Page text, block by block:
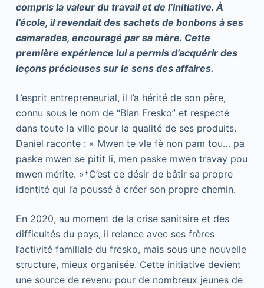
compris la valeur du travail et de l’initiative. À
l’école, il revendait des sachets de bonbons à ses
camarades, encouragé par sa mère. Cette
première expérience lui a permis d’acquérir des
leçons précieuses sur le sens des affaires.
L’esprit entrepreneurial, il l’a hérité de son père,
connu sous le nom de “Blan Fresko” et respecté
dans toute la ville pour la qualité de ses produits.
Daniel raconte : « Mwen te vle fè non pam tou… pa
paske mwen se pitit li, men paske mwen travay pou
mwen mérite. »*C’est ce désir de bâtir sa propre
identité qui l’a poussé à créer son propre chemin.
En 2020, au moment de la crise sanitaire et des
difficultés du pays, il relance avec ses frères
l’activité familiale du fresko, mais sous une nouvelle
structure, mieux organisée. Cette initiative devient
une source de revenu pour de nombreux jeunes de